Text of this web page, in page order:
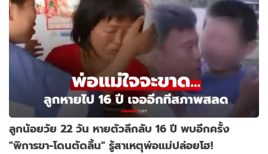
ลูกน้อยวัย 22 วัน หายตัวลึกลับ 16 ปี พบอีกครั้ง
"พิการขา-โดนตัดลิ้น" รู้สาเหตุพ่อแม่ปล่อยโฮ!